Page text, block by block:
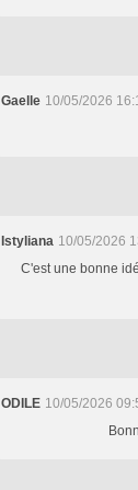
Gaelle 10/05/2026
Istyliana 10/05/2026
C'est une bonne
ODILE 10/05/2026